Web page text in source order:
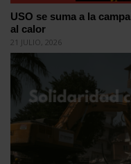
USO se suma a la
al calor
21 JULIO, 2026